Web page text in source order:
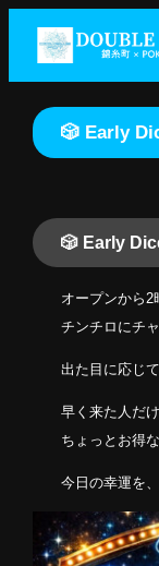
🎲 Early
🎲 Early
オープンから2
チンチロにチ
出た目に応じ
早く来た人だ
ちょっとお得
今日の幸運を